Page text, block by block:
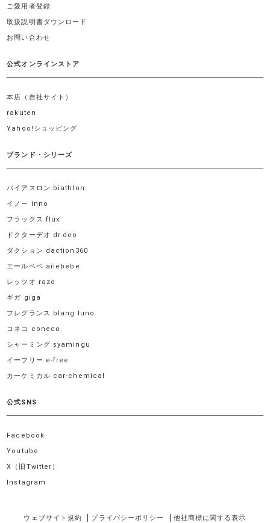
ご愛用者登録
取扱説明書ダウンロード
お問い合わせ
公式オンラインストア
本店（自社サイト）
rakuten
Yahoo!ショッピング
ブランド・シリーズ
バイアスロン biathlon
イノー inno
フラックス flux
ドクターデオ dr.deo
ダクション daction360
エールベベ ailebebe
レッツオ razo
ギガ giga
フレグランス blang luno
コネコ coneco
シャーミング syamingu
イーフリー e-free
カーケミカル car-chemical
公式SNS
Facebook
Youtube
X（旧Twitter）
Instagram
ウェブサイト規約 プライバシーポリシー 他社商標に関する表示